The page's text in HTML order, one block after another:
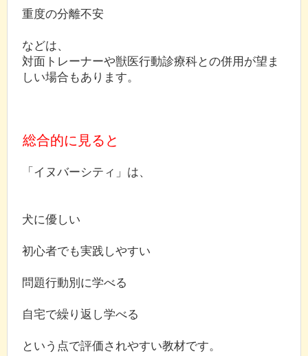
重度の分離不安
などは、
対面トレーナーや獣医行動診療科との併用が望ま
しい場合もあります。
総合的に見ると
「イヌバーシティ」は、
犬に優しい
初心者でも実践しやすい
問題行動別に学べる
自宅で繰り返し学べる
という点で評価されやすい教材です。